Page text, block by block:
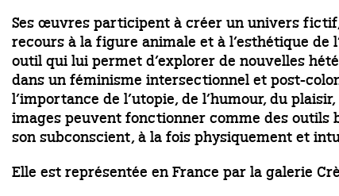
Ses œuvres participent à créer un univers fictif,
recours à la figure animale et à l’esthétique
outil qui lui permet d’explorer de nouvelles
dans un féminisme intersectionnel et post-
l’importance de l’utopie, de l’humour, du
images peuvent fonctionner comme des outils
son subconscient, à la fois physiquement et
Elle est représentée en France par la galerie